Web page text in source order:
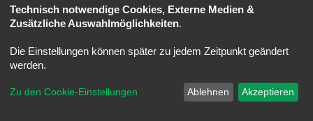
Technisch notwendige Cookies, Externe Medien &
Zusätzliche Auswahlmöglichkeiten.
Die Einstellungen können später zu jedem Zeitpunkt geändert
werden.
Zu den Cookie-Einstellungen Ablehnen Akzeptieren